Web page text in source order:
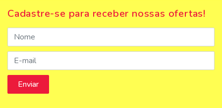
Cadastre-se para receber nossas ofertas!